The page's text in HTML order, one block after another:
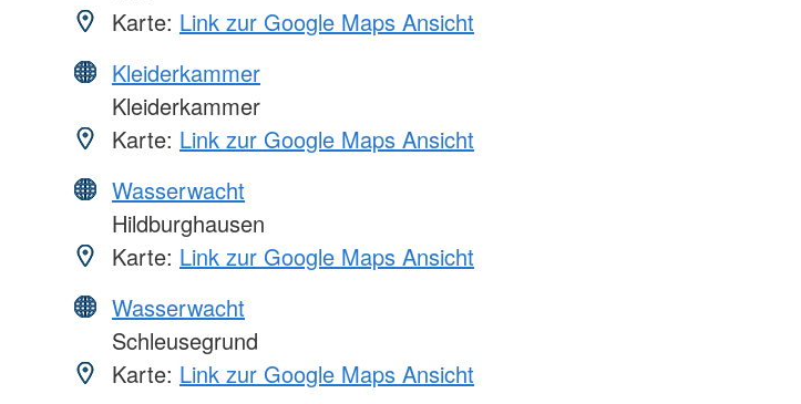
Karte: Link zur Google Maps Ansicht
Kleiderkammer
Kleiderkammer
Karte: Link zur Google Maps Ansicht
Wasserwacht
Hildburghausen
Karte: Link zur Google Maps Ansicht
Wasserwacht
Schleusegrund
Karte: Link zur Google Maps Ansicht